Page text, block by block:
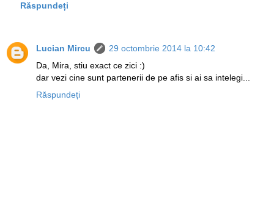
Răspundeți
Lucian Mircu
29 octombrie 2014 la 10:42
Da, Mira, stiu exact ce zici :)
dar vezi cine sunt partenerii de pe afis si ai sa intelegi...
Răspundeți